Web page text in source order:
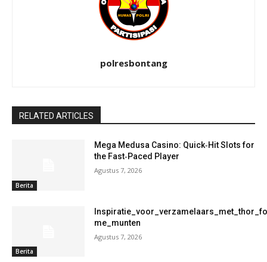
polresbontang
RELATED ARTICLES
Berita
Mega Medusa Casino: Quick‑Hit Slots for
the Fast‑Paced Player
Agustus 7, 2026
Berita
me_munten
Agustus 7, 2026